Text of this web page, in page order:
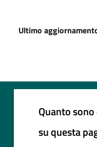
Ultimo
Quanto
su questa